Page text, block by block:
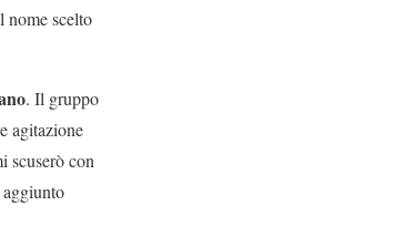
nome scelto
. Il gruppo
agitazione
scuserò con